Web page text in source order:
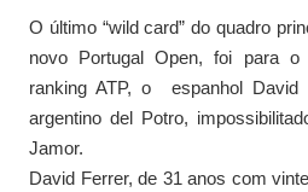
O último “wild card” do quadro
novo Portugal Open, foi para o
ranking ATP, o espanhol David
argentino del Potro,
Jamor.
David Ferrer, de 31 anos com